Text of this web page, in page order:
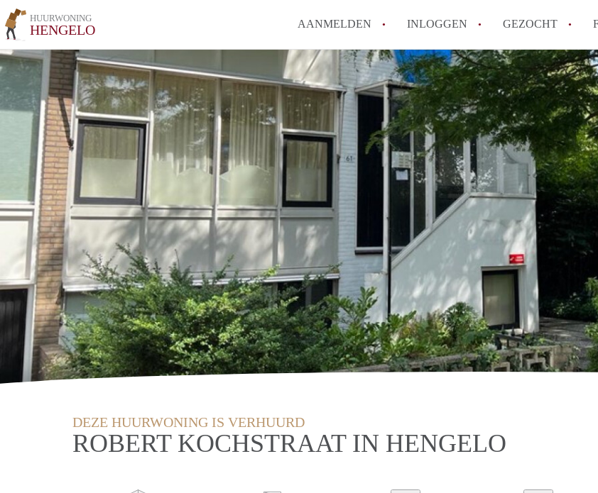
HUURWONING
HENGELO AANMELDEN INLOGGEN GEZOCHT
How to translate
Wat is HuurwoningHengelo?
Hoeveel kost het om te
Wat is de privacyverklaring
Berekent HuurwoningHengelo
makelaarsvergoeding/
Alle veelgestelde vragen
DEZE HUURWONING IS VERHUURD
ROBERT KOCHSTRAAT IN HENGELO